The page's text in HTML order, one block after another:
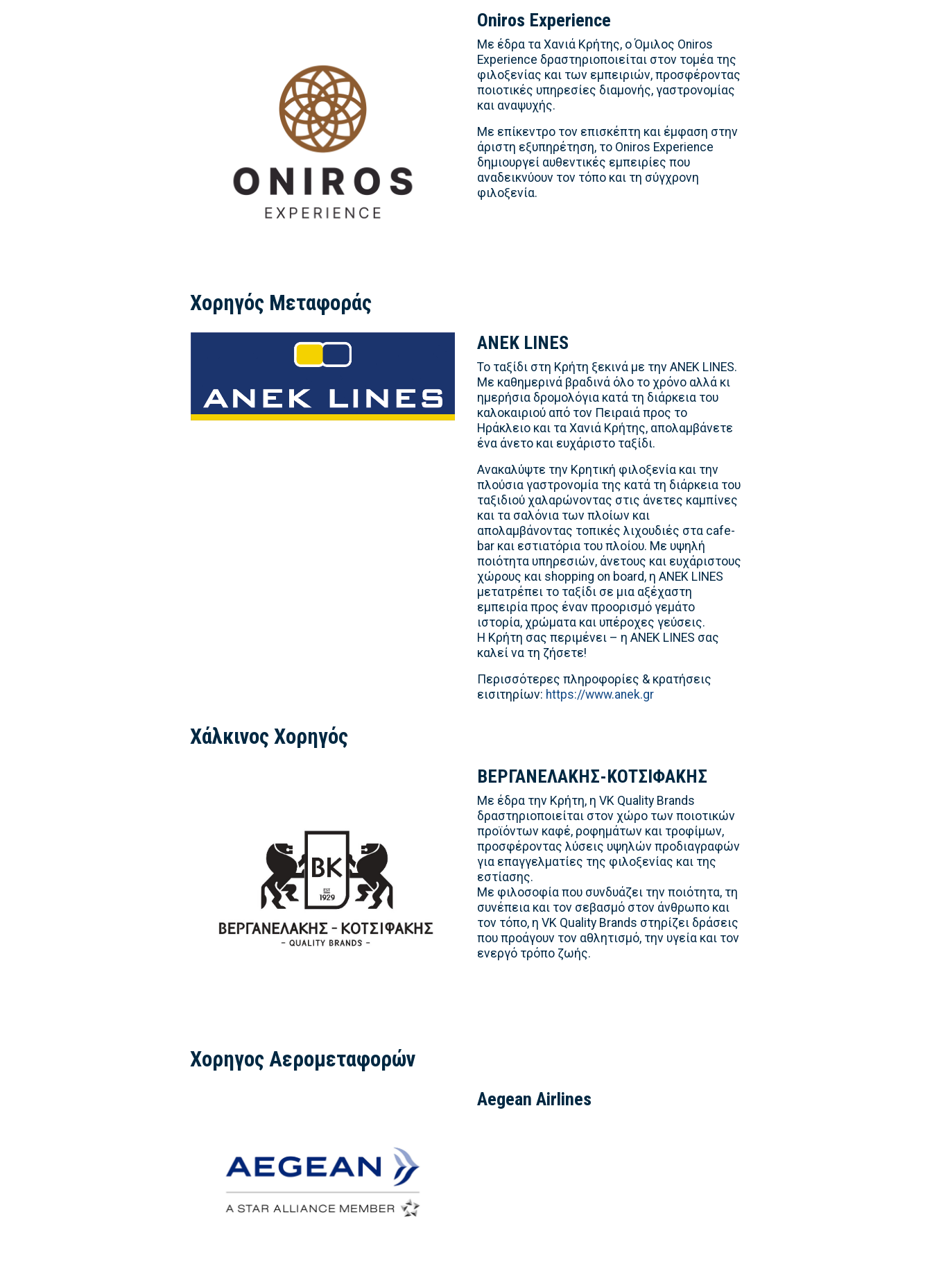
Oniros Experience
Με έδρα τα Χανιά Κρήτης, ο Όμιλος Oniros
Experience δραστηριοποιείται στον τομέα της
φιλοξενίας και των εμπειριών, προσφέροντας
ποιοτικές υπηρεσίες διαμονής, γαστρονομίας
και αναψυχής.
Με επίκεντρο τον επισκέπτη και έμφαση στην
άριστη εξυπηρέτηση, το Oniros Experience
δημιουργεί αυθεντικές εμπειρίες που
αναδεικνύουν τον τόπο και τη σύγχρονη
φιλοξενία.
Χορηγός Μεταφοράς
ANEK LINES
Το ταξίδι στη Κρήτη ξεκινά με την ΑΝΕΚ LINES.
Με καθημερινά βραδινά όλο το χρόνο αλλά κι
ημερήσια δρομολόγια κατά τη διάρκεια του
καλοκαιριού από τον Πειραιά προς το
Ηράκλειο και τα Χανιά Κρήτης, απολαμβάνετε
ένα άνετο και ευχάριστο ταξίδι.
Ανακαλύψτε την Κρητική φιλοξενία και την
πλούσια γαστρονομία της κατά τη διάρκεια του
ταξιδιού χαλαρώνοντας στις άνετες καμπίνες
και τα σαλόνια των πλοίων και
απολαμβάνοντας τοπικές λιχουδιές στα cafe-
bar και εστιατόρια του πλοίου. Με υψηλή
ποιότητα υπηρεσιών, άνετους και ευχάριστους
χώρους και shopping on board, η ΑΝΕΚ LINES
μετατρέπει το ταξίδι σε μια αξέχαστη
εμπειρία προς έναν προορισμό γεμάτο
ιστορία, χρώματα και υπέροχες γεύσεις.
Η Κρήτη σας περιμένει – η ΑΝΕΚ LINES σας
καλεί να τη ζήσετε!
Περισσότερες πληροφορίες & κρατήσεις
εισιτηρίων: https://www.anek.gr
Χάλκινος Χορηγός
ΒΕΡΓΑΝΕΛΑΚΗΣ-ΚΟΤΣΙΦΑΚΗΣ
Με έδρα την Κρήτη, η VK Quality Brands
δραστηριοποιείται στον χώρο των ποιοτικών
προϊόντων καφέ, ροφημάτων και τροφίμων,
προσφέροντας λύσεις υψηλών προδιαγραφών
για επαγγελματίες της φιλοξενίας και της
εστίασης.
Με φιλοσοφία που συνδυάζει την ποιότητα, τη
συνέπεια και τον σεβασμό στον άνθρωπο και
τον τόπο, η VK Quality Brands στηρίζει δράσεις
που προάγουν τον αθλητισμό, την υγεία και τον
ενεργό τρόπο ζωής.
Χορηγος Αερομεταφορών
Aegean Airlines